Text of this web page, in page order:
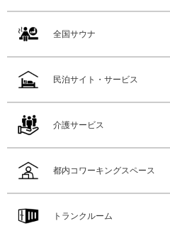
全国サウナ
民泊サイト・サービス
介護サービス
都内コワーキングスペース
トランクルーム